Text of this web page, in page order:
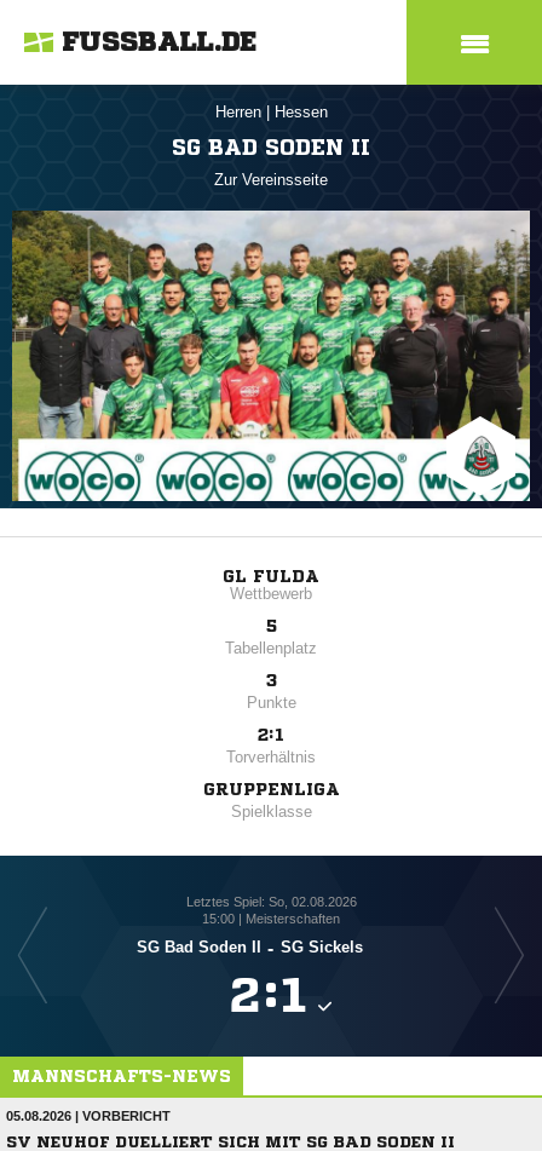
FUSSBALL.DE
Herren Hessen
SG BAD SODEN II
Zur Vereinsseite
GL FULDA
Wettbewerb
5
Tabellenplatz
3
Punkte
2:1
Torverhältnis
GRUPPENLIGA
Spielklasse
Letztes Spiel: So, 02.08.2026
15:00 | Meisterschaften
SG Bad Soden II - SG Sickels
:
MANNSCHAFTS-NEWS
05.08.2026 | VORBERICHT
SV NEUHOF DUELLIERT SICH MIT SG BAD SODEN II